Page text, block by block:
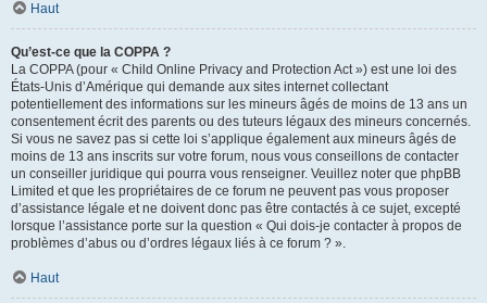
Haut
Qu’est-ce que la COPPA ?
La COPPA (pour « Child Online Privacy and Protection Act ») est une loi des
États-Unis d’Amérique qui demande aux sites internet collectant
potentiellement des informations sur les mineurs âgés de moins de 13 ans un
consentement écrit des parents ou des tuteurs légaux des mineurs concernés.
Si vous ne savez pas si cette loi s’applique également aux mineurs âgés de
moins de 13 ans inscrits sur votre forum, nous vous conseillons de contacter
un conseiller juridique qui pourra vous renseigner. Veuillez noter que phpBB
Limited et que les propriétaires de ce forum ne peuvent pas vous proposer
d’assistance légale et ne doivent donc pas être contactés à ce sujet, excepté
lorsque l’assistance porte sur la question « Qui dois-je contacter à propos de
problèmes d’abus ou d’ordres légaux liés à ce forum ? ».
Haut